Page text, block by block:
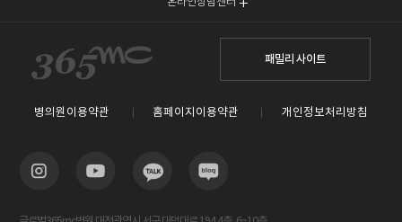
패밀리 사이트
병의원이용약관 홈페이지이용약관 개인정보처리방침